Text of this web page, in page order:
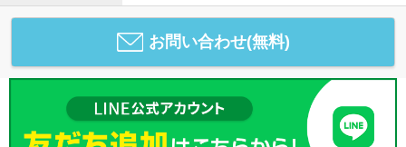
お問い合わせ(無料)